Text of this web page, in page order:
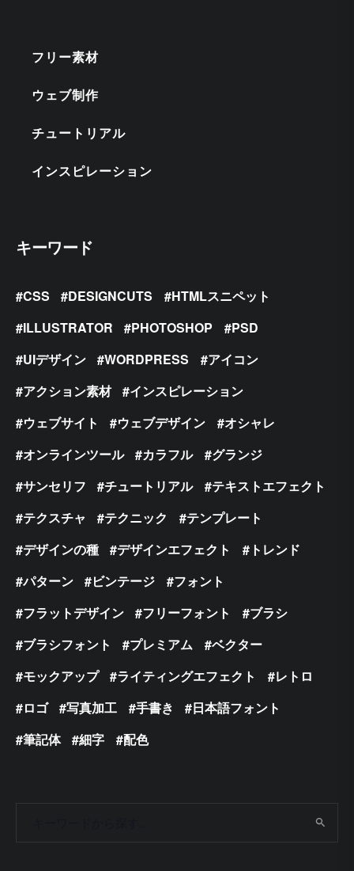
フリー素材
ウェブ制作
チュートリアル
インスピレーション
キーワード
CSS DESIGNCUTS
HTMLスニペット
ILLUSTRATOR
PHOTOSHOP
PSD
UIデザイン
WORDPRESS
アイコン
アクション素材
インスピレーション
ウェブサイト
ウェブデザイン
オシャレ
オンラインツール
カラフル
グランジ
サンセリフ
チュートリアル
テキストエフェクト
テクスチャ
テクニック
テンプレート
デザインの種
デザインエフェクト
トレンド
パターン
ビンテージ
フォント
フラットデザイン
フリーフォント
ブラシ
ブラシフォント
プレミアム
ベクター
モックアップ
ライティングエフェクト
レトロ
ロゴ
写真加工 手書き
日本語フォント
筆記体
細字 配色